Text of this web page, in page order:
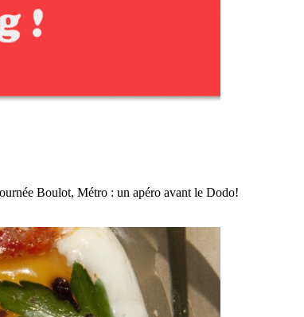
Boulot, Métro : un apéro avant le Dodo!